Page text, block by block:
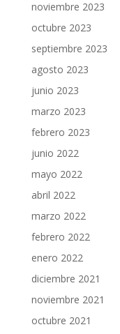
noviembre 2023
octubre 2023
septiembre 2023
agosto 2023
junio 2023
marzo 2023
febrero 2023
junio 2022
mayo 2022
abril 2022
marzo 2022
febrero 2022
enero 2022
diciembre 2021
noviembre 2021
octubre 2021